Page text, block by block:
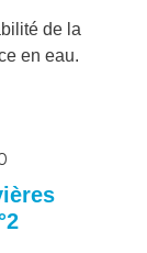
de la
en eau.